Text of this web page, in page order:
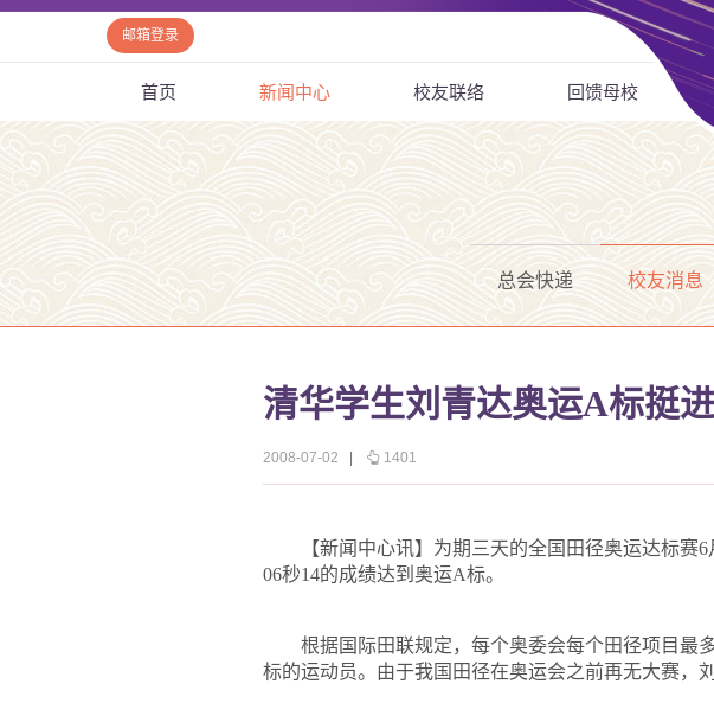
邮箱登录
首页 新闻中心 校友联络 回馈母校
总会快递 校友消息
清华学生刘青达奥运A标挺
2008-07-02 1401
【新闻中心讯】为期三天的全国田径奥运达标赛6
06秒14的成绩达到奥运A标。
根据国际田联规定，每个奥委会每个田径项目最
标的运动员。由于我国田径在奥运会之前再无大赛，